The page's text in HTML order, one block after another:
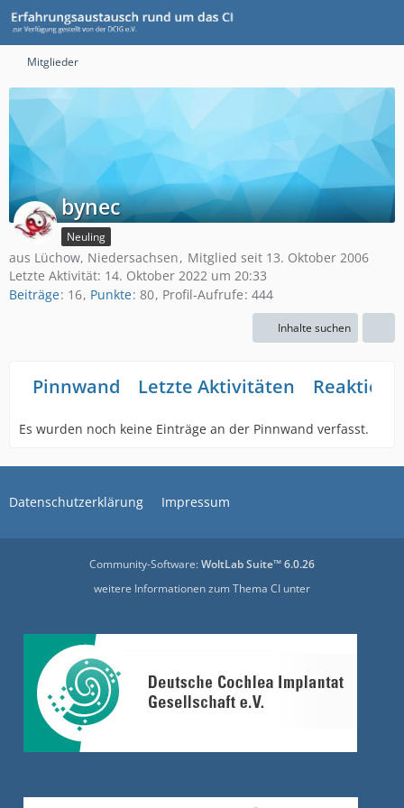
Mitglieder
bynec
Neuling
aus Lüchow, Niedersachsen
Mitglied seit 13. Oktober 2006
Letzte Aktivität: 14. Oktober 2022 um 20:33
Beiträge 16 Punkte 80 Profil-Aufrufe 444
Inhalte suchen
Pinnwand Letzte Aktivitäten
Es wurden noch keine Einträge an der Pinnwand verfasst.
Datenschutzerklärung Impressum
Community-Software:WoltLab Suite™ 6.0.26
weitere Informationen zum Thema CI unter